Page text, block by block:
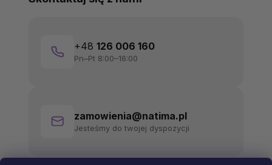
+48 126 006 160
Pn–Pt 8:00–16:00
zamowienia@natima.pl
Jesteśmy do twojej dyspozycji